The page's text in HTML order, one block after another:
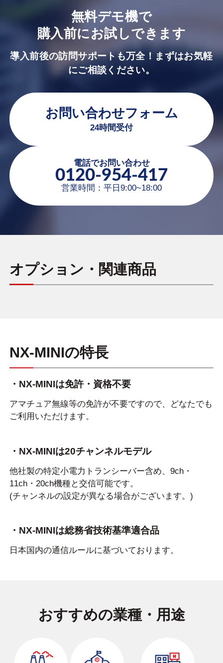
無料デモ機で
購入前にお試しできます
導入前後の訪問サポートも万全！まずはお気軽
にご相談ください。
お問い合わせフォーム
24時間受付
電話でお問い合わせ
0120-954-417
営業時間：平日9:00~18:00
オプション・関連商品
NX-MINIの特長
・NX-MINIは免許・資格不要
アマチュア無線等の免許が不要ですので、どなたでも
ご利用いただけます。
・NX-MINIは20チャンネルモデル
他社製の特定小電力トランシーバー含め、9ch・
11ch・20ch機種と交信可能です。
(チャンネルの設定が異なる場合がございます。)
・NX-MINIは総務省技術基準適合品
日本国内の通信ルールに基づいております。
おすすめの業種・用途